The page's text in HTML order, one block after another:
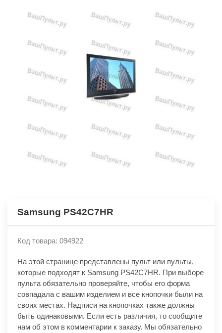
Samsung PS42C7HR
Код товара: 094922
На этой странице представлены пульт или пульты,
которые подходят к Samsung PS42C7HR. При выборе
пульта обязательно проверяйте, чтобы его форма
совпадала с вашим изделием и все кнопочки были на
своих местах. Надписи на кнопочках также должны
быть одинаковыми. Если есть различия, то сообщите
нам об этом в комментарии к заказу. Мы обязательно